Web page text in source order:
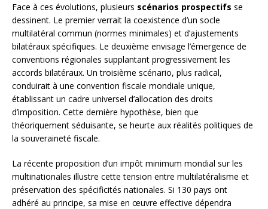
Face à ces évolutions, plusieurs scénarios prospectifs se
dessinent. Le premier verrait la coexistence d’un socle
multilatéral commun (normes minimales) et d’ajustements
bilatéraux spécifiques. Le deuxième envisage l’émergence de
conventions régionales supplantant progressivement les
accords bilatéraux. Un troisième scénario, plus radical,
conduirait à une convention fiscale mondiale unique,
établissant un cadre universel d’allocation des droits
d’imposition. Cette dernière hypothèse, bien que
théoriquement séduisante, se heurte aux réalités politiques de
la souveraineté fiscale.
La récente proposition d’un impôt minimum mondial sur les
multinationales illustre cette tension entre multilatéralisme et
préservation des spécificités nationales. Si 130 pays ont
adhéré au principe, sa mise en œuvre effective dépendra